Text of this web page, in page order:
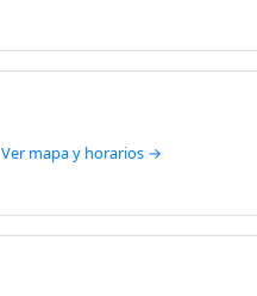
Ver mapa y horarios →